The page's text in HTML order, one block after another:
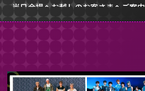
当日会場へお越しのお客さまへご案内
2025.9.12